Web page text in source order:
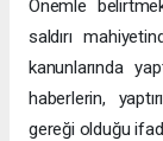
Önemle
saldırı
kanunlarında
haberlerin,
gereği olduğu